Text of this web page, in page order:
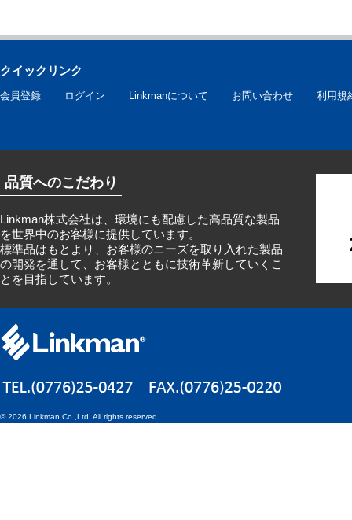
クイックリンク
会員登録 ログイン Linkmanについて お問い合わせ 利用規
品質へのこだわり
Linkman株式会社は、環境にも配慮した高品質な製品
を世界中のお客様に提供しています。
標準品はもとより、お客様のニーズを取り入れた製品
の開発を通して、お客様とともに技術革新していくこ
とを目指しています。
©2026 Linkman Co.,Ltd. All rights reserved.